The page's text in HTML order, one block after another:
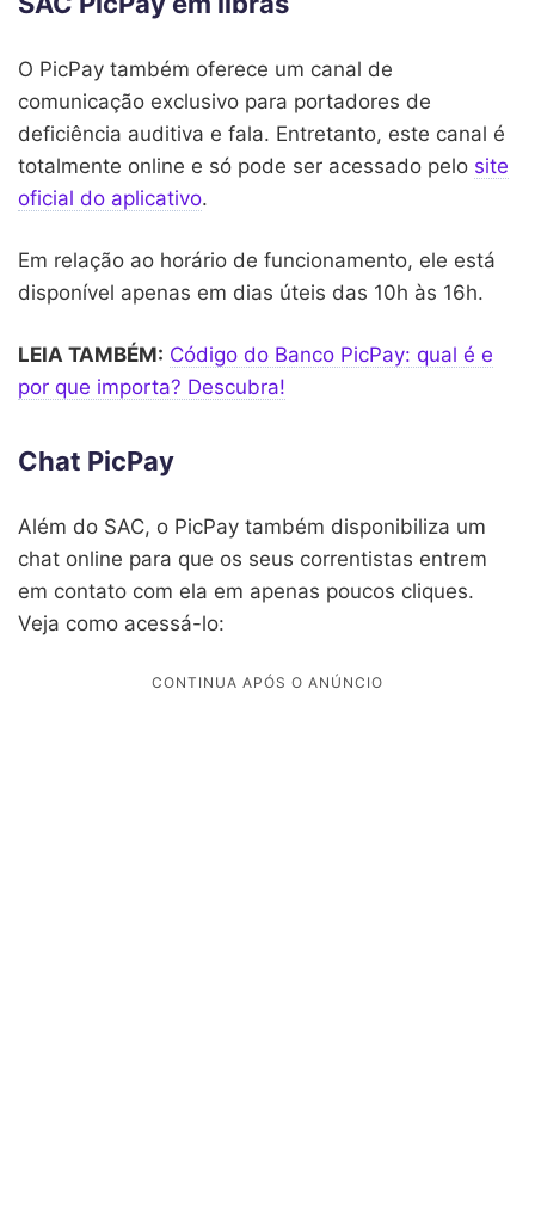
O PicPay também oferece um canal de
comunicação exclusivo para portadores de
deficiência auditiva e fala. Entretanto, este canal é
totalmente online e só pode ser acessado pelo site
oficial do aplicativo.
Em relação ao horário de funcionamento, ele está
disponível apenas em dias úteis das 10h às 16h.
LEIA TAMBÉM: Código do Banco PicPay: qual é e
por que importa? Descubra!
Chat PicPay
Além do SAC, o PicPay também disponibiliza um
chat online para que os seus correntistas entrem
em contato com ela em apenas poucos cliques.
Veja como acessá-lo: